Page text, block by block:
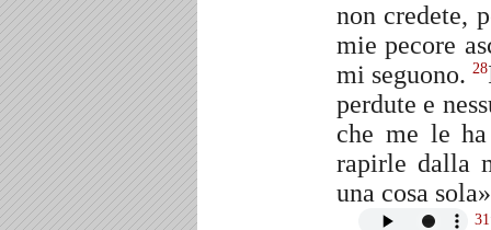
non credete,
mie pecore
mi seguono.28
perdute e
che me le
rapirle dalla
una cosa
31